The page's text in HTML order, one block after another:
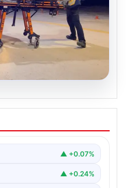
saldırı: 19
yaşındaki Eren…▲ +0.07%
▲ +0.24%